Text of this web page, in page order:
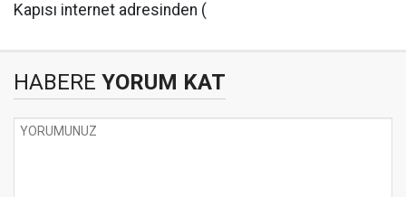
Kapısı internet adresinden (
HABERE YORUM KAT